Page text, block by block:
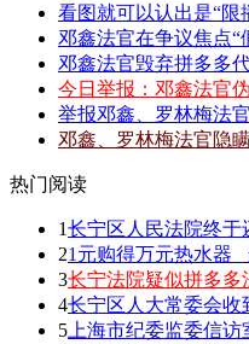
看图就可以认出是“限
邓鑫法官在争议焦点“
邓鑫法官毁弃拼多多
今日举报：邓鑫法官
举报邓鑫、罗林梅法
邓鑫、罗林梅法官隐
热门阅读
1长宁区人民法院终于
21元购得万元热水器
3长宁法院疑似拼多多
4长宁区人大常委会收
5 上海市纪委监委信